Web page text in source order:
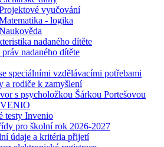
vyučování
- logika
nadaného dítěte
práv nadaného dítěte
speciálními vzdělávacími potřebami
a rodiče k zamyšlení
s psycholožkou Šárkou Portešovou
testy Invenio
pro školní rok 2026-2027
údaje a kritéria přijetí